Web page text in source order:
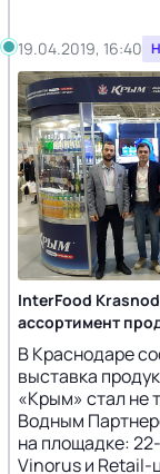
19.04.2019, 16:40
InterFood
ассортимент
В Краснодаре
выставка
«Крым» стал не
Водным
на площадке:
Vinorus и Retail-